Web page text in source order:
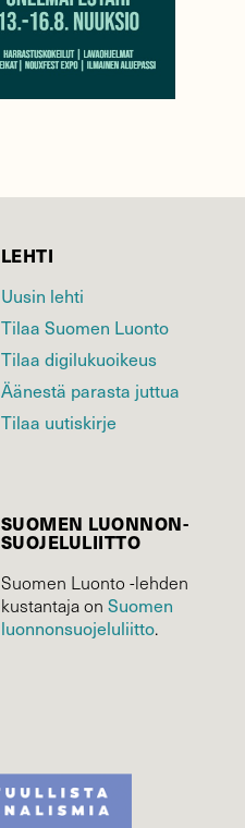
LEHTI
Uusin lehti
Tilaa Suomen Luonto
Tilaa digilukuoikeus
Äänestä parasta juttua
Tilaa uutiskirje
SUOMEN LUONNON­
SUOJELU­LIITTO
Suomen Luonto -lehden
kustantaja on Suomen
luonnonsuojelu­liitto.